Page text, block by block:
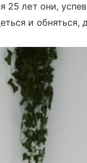
25 лет они,
и обняться,